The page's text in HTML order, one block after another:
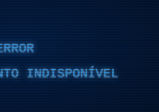
INDISPONÍVEL